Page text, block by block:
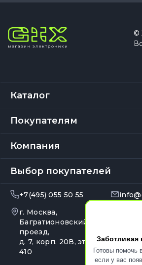
Заботливая
Готовы помочь
если у вас
©
Каталог
Покупателям
Компания
Выбор покупателей
+7(495) 055 50 55
г. Москва,
Багратионовский
проезд,
д. 7, корп. 20В, эт. 4, оф.
410